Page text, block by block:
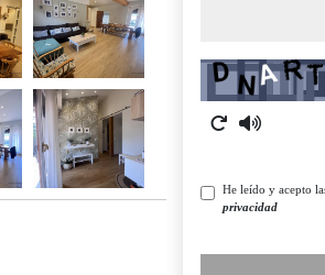
Captcha
He leído y acepto
privacidad